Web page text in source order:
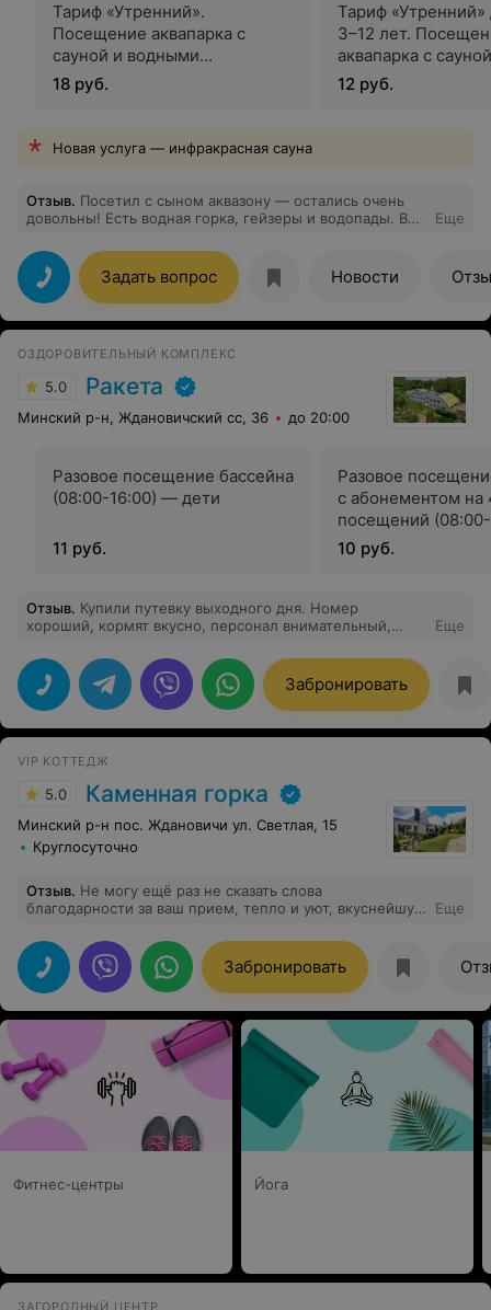
Тариф «Утренний».
Посещение аквапарка с
сауной и водными
процедурами 1 сеанс (1 час)
18 руб.
Тариф «Утренний»
3–12 лет.
аквапарка с
водными
сеанс (1 час)
12 руб.
Новая услуга — инфракрасная сауна
Отзыв. Посетил с сыном аквазону — остались очень
довольны! Есть водная горка, гейзеры и водопады. В
следят строго. Вода тёплая и приятная, нет запаха
хлорки, что для меня большой плюс. В большом
бассейне — вода 29°C, а в детском 32°C, есть и
джакузи, но я не любитель)
Еще
Задать вопрос Новости
ОЗДОРОВИТЕЛЬНЫЙ КОМПЛЕКС
5.0 Ракета
Минский р-н, Ждановичский сс, 36 до 20:00
Разовое посещение бассейна
(08:00-16:00) — дети
11 руб.
Разовое
с абонементом на
посещений
дети
10 руб.
Отзыв. Купили путевку выходного дня. Номер
хороший, кормят вкусно, персонал внимательный,
Еще
Забронировать
VIP КОТТЕДЖ
5.0 Каменная горка
Минский р-н пос. Ждановичи ул. Светлая, 15
Круглосуточно
Отзыв. Не могу ещё раз не сказать слова
благодарности за ваш прием, тепло и уют, вкуснейшую
Еще
Забронировать
Фитнес-центры Йога